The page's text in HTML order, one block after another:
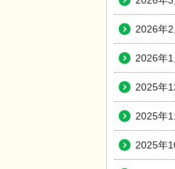
2026年2
2026年1
2025年
2025年
2025年